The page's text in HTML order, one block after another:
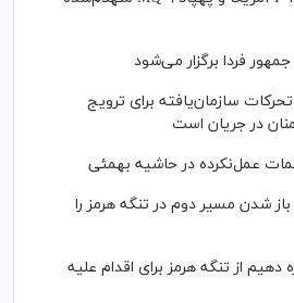
فردا برگزار می‌شود
سازمان‌یافته برای ترویج
در جریان است
عمل‌نکرده در حاشیه بهمئی
شدن مسیر دوم در تنگه هرمز را
دهیم از تنگه هرمز برای اقدام علیه